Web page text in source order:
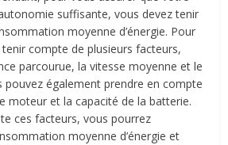
suffisante, vous devez tenir
moyenne d’énergie. Pour
compte de plusieurs facteurs,
parcourue, la vitesse moyenne et le
pouvez également prendre en compte
moteur et la capacité de la batterie.
ces facteurs, vous pourrez
moyenne d’énergie et